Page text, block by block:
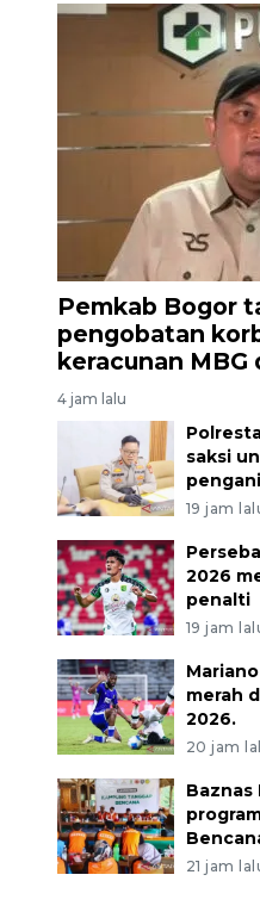
Pemkab Bogor
pengobatan
keracunan MBG
4 jam lalu
saksi
19 jam
2026
penalti
19 jam
merah
2026.
20 jam
Baznas
21 jam